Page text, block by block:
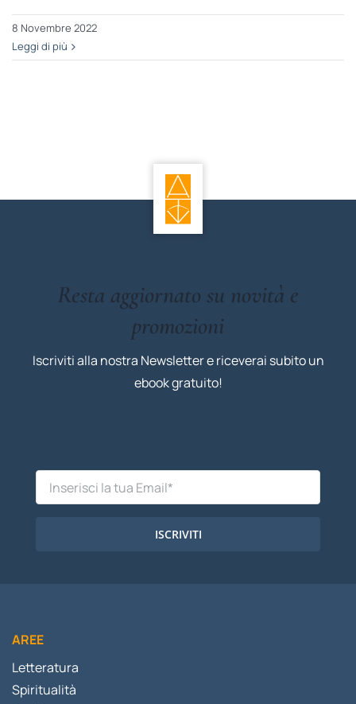
8 Novembre 2022
Leggi di più
Resta aggiornato su novità e
promozioni
Iscriviti alla nostra Newsletter e riceverai subito un
ebook gratuito!
ISCRIVITI
AREE
Letteratura
Spiritualità